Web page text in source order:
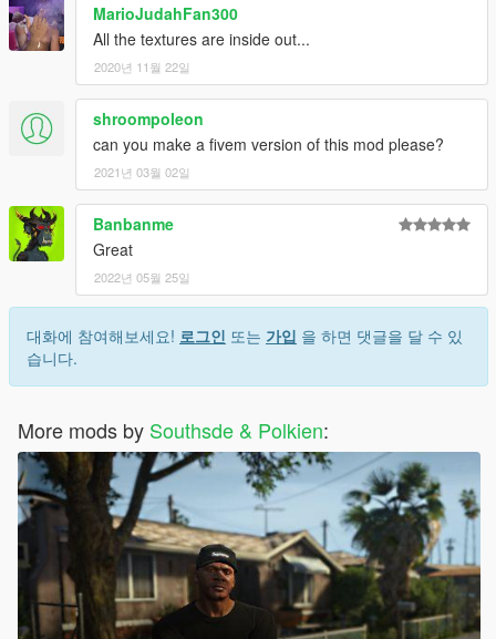
MarioJudahFan300
All the textures are inside out...
2020년 11월 22일
shroompoleon
can you make a fivem version of this mod please?
2021년 03월 02일
Banbanme
Great
2022년 05월 25일
대화에 참여해보세요! 로그인 또는 가입 을 하면 댓글을 달 수 있
습니다.
More mods by Southsde & Polkien: